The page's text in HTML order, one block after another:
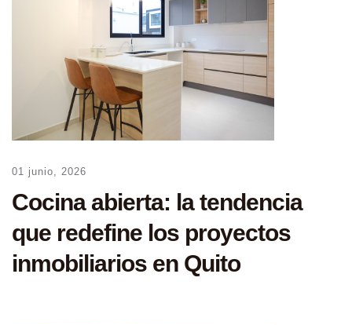
01 junio, 2026
Cocina abierta: la tendencia
que redefine los proyectos
inmobiliarios en Quito